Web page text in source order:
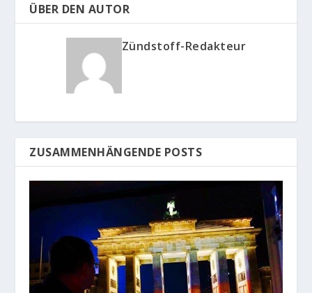
ÜBER DEN AUTOR
Zündstoff-Redakteur
ZUSAMMENHÄNGENDE POSTS